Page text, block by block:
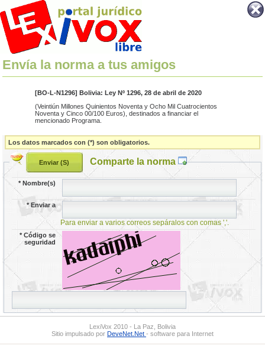
Envía la norma a tus amigos
[BO-L-N1296] Bolivia: Ley Nº 1296, 28 de abril de 2020
(Veintiún Millones Quinientos Noventa y Ocho Mil Cuatrocientos
Noventa y Cinco 00/100 Euros), destinados a financiar el
mencionado Programa.
Los datos marcados con (*) son obligatorios.
Comparte la norma
*Nombre(s)
*Enviar a
Para enviar a varios correos sepáralos con comas ','.
*Código se
seguridad
LexiVox 2010 - La Paz, Bolivia
Sitio impulsado por DeveNet.Net - software para Internet